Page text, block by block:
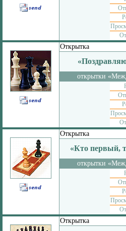
Открытка
открытки
Открытка
«Кто первый,
открытки
Открытка